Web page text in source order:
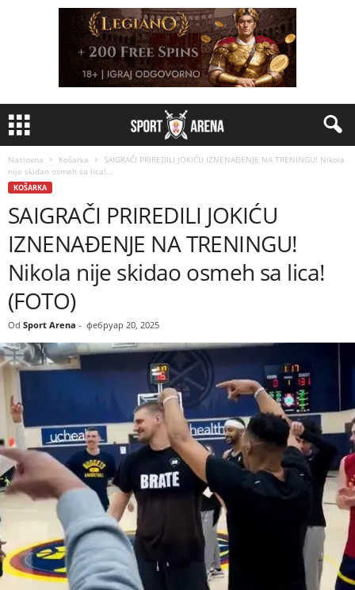
Naslovna Košarka
SAIGRAČI PRIREDILI JOKIĆU IZNENAĐENJE NA TRENINGU! Nikola
nije skidao osmeh sa lica!...
KOŠARKA
SAIGRAČI PRIREDILI JOKIĆU
IZNENAĐENJE NA TRENINGU!
Nikola nije skidao osmeh sa lica!
(FOTO)
Od Sport Arena - фебруар 20, 2025